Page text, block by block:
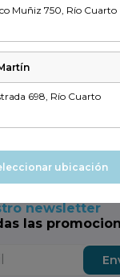
Muñiz 750, Río Cuarto
698, Río Cuarto
ubicación
información
sesión
＋
newsletter
las